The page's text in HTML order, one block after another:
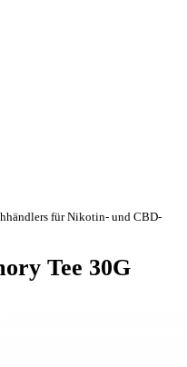
für Nikotin- und CBD-
Tee 30G